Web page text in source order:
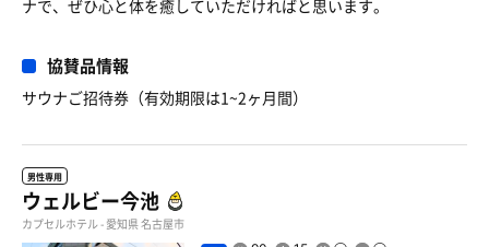
ナで、ぜひ心と体を癒していただければと思います。
協賛品情報
サウナご招待券（有効期限は1~2ヶ月間）
男性専用
ウェルビー今池
カプセルホテル - 愛知県 名古屋市